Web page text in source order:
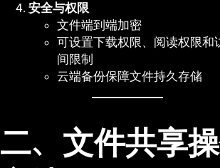
安全与权限
文件端到端加密
可设置下载权限、阅读权限和
间限制
云端备份保障文件持久存储
二、文件共享